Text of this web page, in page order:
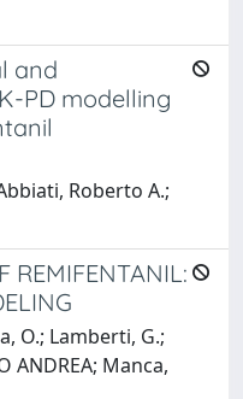
and
PD modelling
Roberto A.;
REMIFENTANIL:
O.; Lamberti, G.;
ANDREA; Manca,